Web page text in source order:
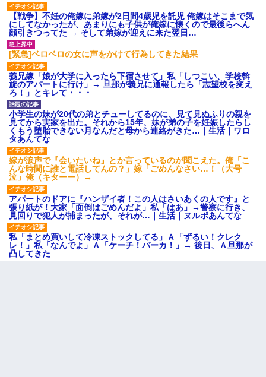
百年の恋12-899 食べた量を
張り合ってくる
【悲報】佐藤輝明・・・２軍
でも盛大にやらかす←あまり悲
しませないでくれ
【戦争】不妊の俺嫁に弟嫁が2日間4歳児を託児 俺嫁はそこまで気
にしてなかったが、あまりにも子供が俺嫁に懐くので最後らへん
顔引きつってた → そして弟嫁が迎えに来た翌日…
[緊急]ベロベロの女に声をかけて行為してきた結果
義兄嫁「娘が大学に入ったら下宿させて」私「しつこい、学校斡
旋のアパートに行け」→ 旦那が義兄に通報したら「志望校を変え
ろ！」とキレて・・・
小学生の妹が20代の弟とチューしてるのに、見て見ぬふりの親を
見てから実家を出た。それから15年、妹が弟の子を妊娠したらし
くもう堕胎できない月なんだと母から連絡がきた…｜生活｜ワロ
タあんてな
嫁が涙声で『会いたいね』とか言っているのが聞こえた。俺「こ
んな時間に誰と電話してんの？」嫁「ごめんなさい…！（大号
泣」俺（キターー）→
アパートのドアに『ハンザイ者！この人はさいあくの人です』と
張り紙が！大家「面倒はごめんだよ」私「はあ」→警察に行き、
見回りで犯人が捕まったが、それが…｜生活｜ヌルポあんてな
私「まとめ買いして冷凍ストックしてる」Ａ「ずるい！クレク
レ！」私「なんでよ」Ａ「ケーチ！バーカ！」→ 後日、Ａ旦那が
凸してきた